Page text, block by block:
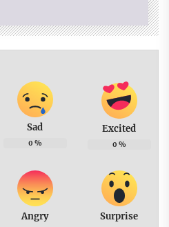
Sad
0 %
Excited
0 %
Angry Surprise